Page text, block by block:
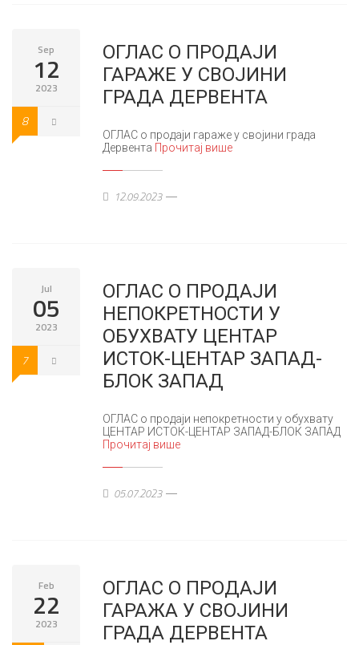
Sep
12
2023
8
ОГЛАС О ПРОДАЈИ
ГАРАЖЕ У СВОЈИНИ
ГРАДА ДЕРВЕНТА
ОГЛАС о продаји гараже у својини града
Дервента Прочитај више
12.09.2023
Jul
05
2023
7
ОГЛАС О ПРОДАЈИ
НЕПОКРЕТНОСТИ У
ОБУХВАТУ ЦЕНТАР
ИСТОК-ЦЕНТАР ЗАПАД-
БЛОК ЗАПАД
ОГЛАС о продаји непокретности у обухвату
ЦЕНТАР ИСТОК-ЦЕНТАР ЗАПАД-БЛОК ЗАПАД
Прочитај више
05.07.2023
Feb
22
2023
ОГЛАС О ПРОДАЈИ
ГАРАЖА У СВОЈИНИ
ГРАДА ДЕРВЕНТА